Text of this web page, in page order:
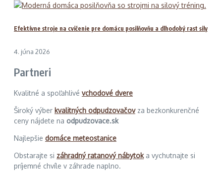
Efektívne stroje na cvičenie pre domácu posilňovňu a dlhodobý rast sily
4. júna 2026
Partneri
Kvalitné a spoľahlivé vchodové dvere
Široký výber kvalitných odpudzovačovza bezkonkurenčné
ceny nájdete na odpudzovace.sk
Najlepšie domáce meteostanice
Obstarajte si záhradný ratanový nábytoka vychutnajte si
príjemné chvíle v záhrade naplno.